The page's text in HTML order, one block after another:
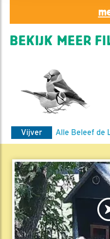
BEKIJK MEER
Vijver Alle Beleef de